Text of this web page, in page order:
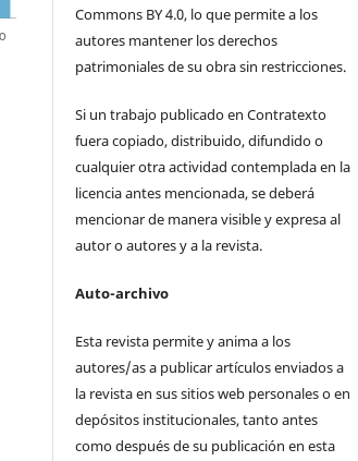
Commons BY 4.0, lo que permite a los
autores mantener los derechos
patrimoniales de su obra sin restricciones.
Si un trabajo publicado en Contratexto
fuera copiado, distribuido, difundido o
cualquier otra actividad contemplada en la
licencia antes mencionada, se deberá
mencionar de manera visible y expresa al
autor o autores y a la revista.
Auto-archivo
Esta revista permite y anima a los
autores/as a publicar artículos enviados a
la revista en sus sitios web personales o en
depósitos institucionales, tanto antes
como después de su publicación en esta